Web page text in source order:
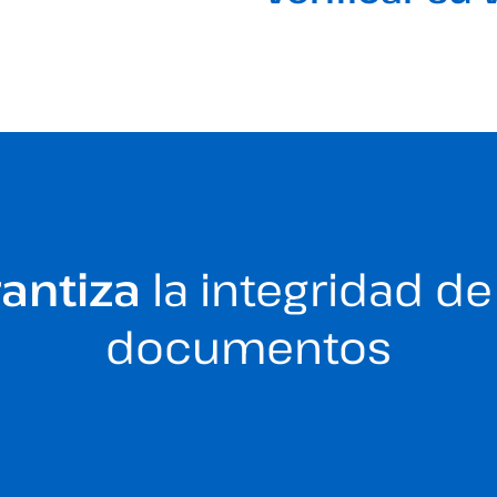
la integridad
documentos